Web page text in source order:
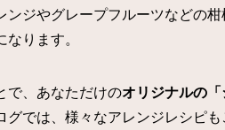
ジやグレープフルーツなどの
ります。
で、あなただけのオリジナルの
では、様々なアレンジレシピ